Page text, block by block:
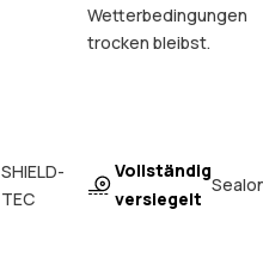
SHIELD-
TEC
Wetterbedingungen
trocken bleibst.
Vollständig
versiegelt